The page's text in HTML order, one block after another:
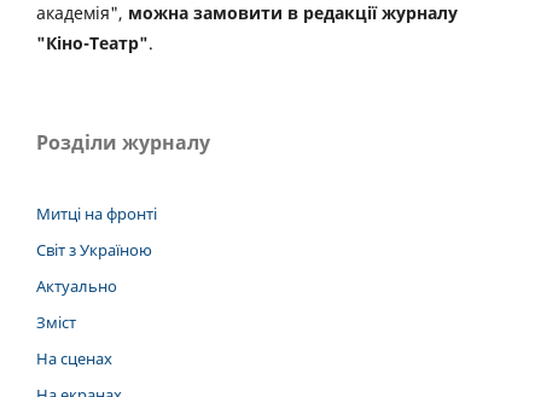
академія", можна замовити в редакції журналу
"Кіно-Театр".
Розділи журналу
Митці на фронті
Світ з Україною
Актуально
Зміст
На сценах